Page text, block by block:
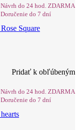
Návrh do 24 hod. ZDARMA
Doručenie do 7 dní
Pridať k obľúbeným
Návrh do 24 hod. ZDARMA
Doručenie do 7 dní